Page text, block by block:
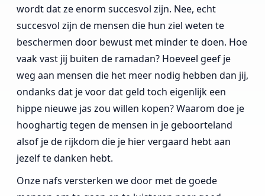
wordt dat ze enorm succesvol zijn. Nee, echt
succesvol zijn de mensen die hun ziel weten te
beschermen door bewust met minder te doen. Hoe
vaak vast jij buiten de ramadan? Hoeveel geef je
weg aan mensen die het meer nodig hebben dan jij,
ondanks dat je voor dat geld toch eigenlijk een
hippe nieuwe jas zou willen kopen? Waarom doe je
hooghartig tegen de mensen in je geboorteland
alsof je de rijkdom die je hier vergaard hebt aan
jezelf te danken hebt.
Onze nafs versterken we door met de goede